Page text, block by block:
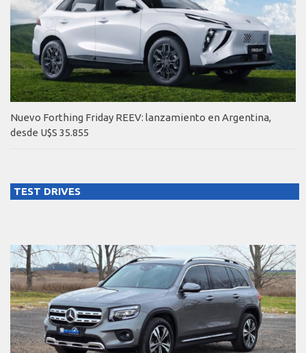
Nuevo Forthing Friday REEV: lanzamiento en Argentina,
desde U$S 35.855
TEST DRIVES